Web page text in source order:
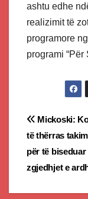
ashtu edhe
realizimit të
programore
programi “Për
Post
Mickoski:
të thërras
për të biseduar
zgjedhjet e